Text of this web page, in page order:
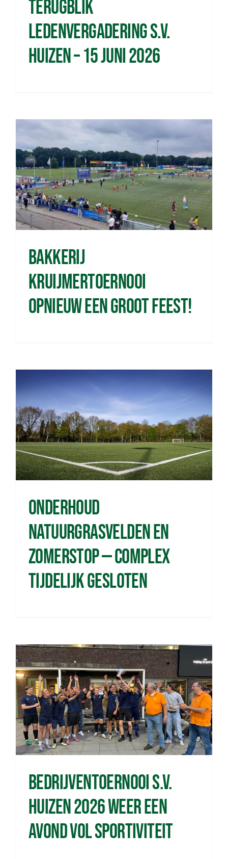
Terugblik
ledenvergadering s.v.
Huizen – 15 juni 2026
Bakkerij
Kruijmertoernooi
opnieuw een groot feest!
Onderhoud
natuurgrasvelden en
zomerstop — complex
tijdelijk gesloten
Bedrijventoernooi s.v.
Huizen 2026 weer een
avond vol sportiviteit